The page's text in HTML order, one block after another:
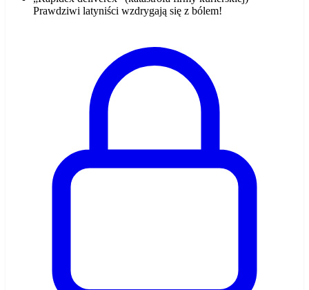
Prawdziwi latyniści wzdrygają się z bólem!